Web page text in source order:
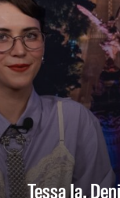
Tessa Ia,